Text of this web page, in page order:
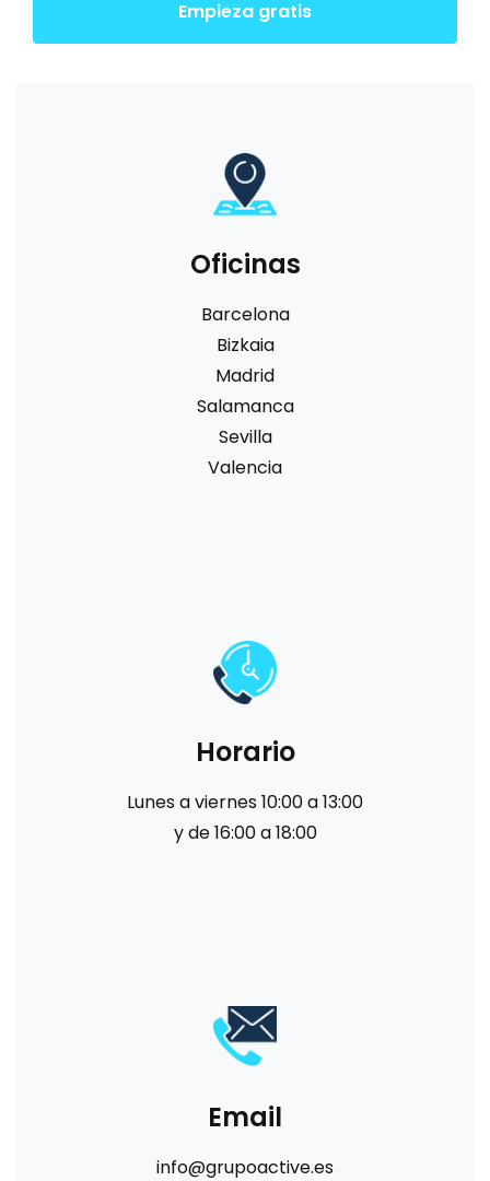
Oficinas
Barcelona
Bizkaia
Madrid
Salamanca
Sevilla
Valencia
Horario
Lunes a viernes 10:00 a 13:00
y de 16:00 a 18:00
Email
info@grupoactive.es